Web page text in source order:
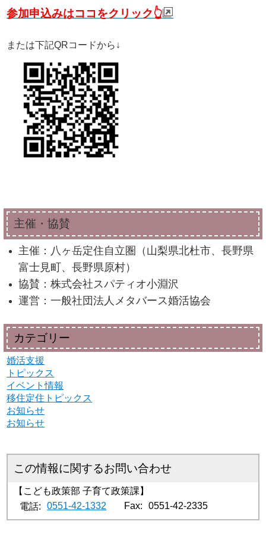
参加申込みはココをクリック👆
または下記QRコードから↓
主催・協賛
主催：八ヶ岳定住自立圏（山梨県北杜市、長野県
富士見町、長野県原村）
協賛：株式会社スパティオ小淵沢
運営：一般社団法人メタバース婚活協会
カテゴリー
婚活支援
トピックス
イベント情報
移住定住トピックス
お知らせ
お知らせ
お問い合わせ
こども政策部 子育て政策課
電話:
0551-42-1332 Fax: 0551-42-2335